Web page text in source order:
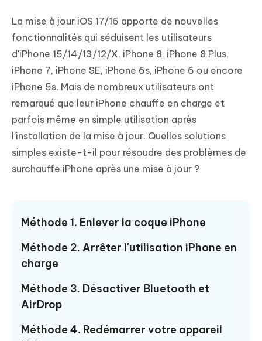
La mise à jour iOS 17/16 apporte de nouvelles
fonctionnalités qui séduisent les utilisateurs
d'iPhone 15/14/13/12/X, iPhone 8, iPhone 8 Plus,
iPhone 7, iPhone SE, iPhone 6s, iPhone 6 ou encore
iPhone 5s. Mais de nombreux utilisateurs ont
remarqué que leur iPhone chauffe en charge et
parfois même en simple utilisation après
l'installation de la mise à jour. Quelles solutions
simples existe-t-il pour résoudre des problèmes de
surchauffe iPhone après une mise à jour ?
Méthode 1. Enlever la coque iPhone
Méthode 2. Arrêter l'utilisation iPhone en
charge
Méthode 3. Désactiver Bluetooth et
AirDrop
Méthode 4. Redémarrer votre appareil